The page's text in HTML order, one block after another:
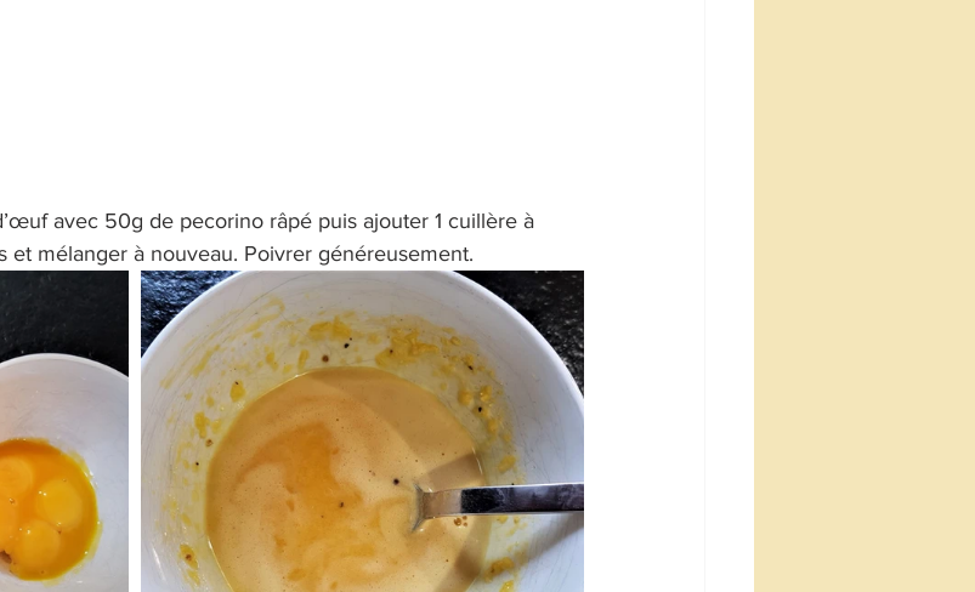
avec 50g de pecorino râpé puis ajouter 1 cuillère à
et mélanger à nouveau. Poivrer généreusement.